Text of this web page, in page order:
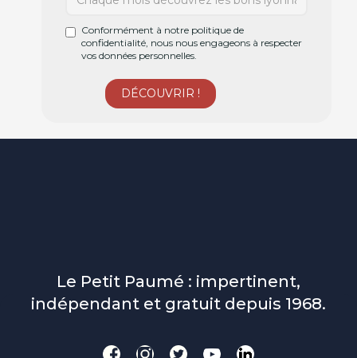
Conformément à notre politique de
confidentialité, nous nous engageons à respecter
vos données personnelles.
Le Petit Paumé : impertinent,
indépendant et gratuit depuis 1968.